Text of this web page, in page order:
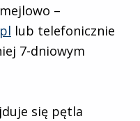
–
lub telefonicznie
7-dniowym
się pętla